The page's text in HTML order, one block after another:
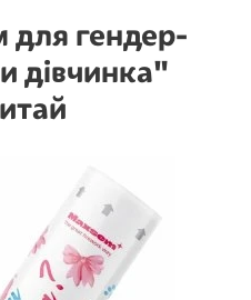
для гендер-
дівчинка"